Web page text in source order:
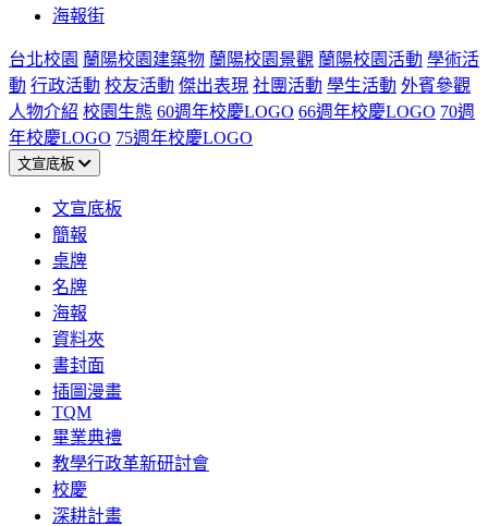
海報街
台北校園 蘭陽校園建築物 蘭陽校園景觀 蘭陽校園活動 學術活
動 行政活動 校友活動 傑出表現 社團活動 學生活動 外賓參觀
人物介紹 校園生態 60週年校慶LOGO 66週年校慶LOGO 70週
年校慶LOGO 75週年校慶LOGO
文宣底板
文宣底板
簡報
桌牌
名牌
海報
資料夾
書封面
插圖漫畫
TQM
畢業典禮
教學行政革新研討會
校慶
深耕計畫